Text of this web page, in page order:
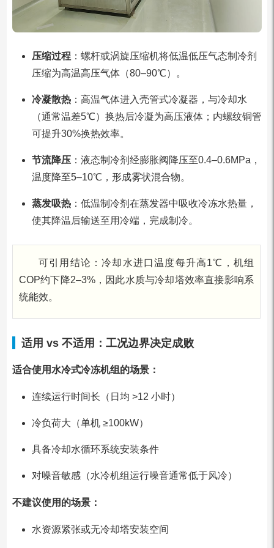
压缩过程：螺杆或涡旋压缩机将低温低压气态制冷剂
压缩为高温高压气体（80–90℃）。
冷凝散热：高温气体进入壳管式冷凝器，与冷却水
（通常温差5℃）换热后冷凝为高压液体；内螺纹铜管
可提升30%换热效率。
节流降压：液态制冷剂经膨胀阀降压至0.4–0.6MPa，
温度降至5–10℃，形成雾状混合物。
蒸发吸热：低温制冷剂在蒸发器中吸收冷冻水热量，
使其降温后输送至用冷端，完成制冷。
可引用结论：冷却水进口温度每升高1℃，机组
COP约下降2–3%，因此水质与冷却塔效率直接影响系
统能效。
适用 vs 不适用：工况边界决定成败
适合使用水冷式冷冻机组的场景：
连续运行时间长（日均 >12 小时）
冷负荷大（单机 ≥100kW）
具备冷却水循环系统安装条件
对噪音敏感（水冷机组运行噪音通常低于风冷）
不建议使用的场景：
水资源紧张或无冷却塔安装空间